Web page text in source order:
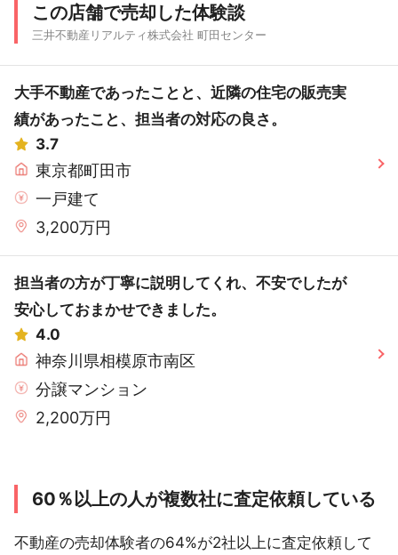
この店舗で売却した体験談
三井不動産リアルティ株式会社 町田センター
大手不動産であったことと、近隣の住宅の販売実
績があったこと、担当者の対応の良さ。
3.7
東京都町田市
一戸建て
3,200万円
担当者の方が丁寧に説明してくれ、不安でしたが
安心しておまかせできました。
4.0
神奈川県相模原市南区
分譲マンション
2,200万円
60％以上の人が複数社に査定依頼している
不動産の売却体験者の64%が2社以上に査定依頼して